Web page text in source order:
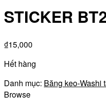
STICKER
₫15,000
Hết hàng
Danh mục: Băng keo-Washi
Browse